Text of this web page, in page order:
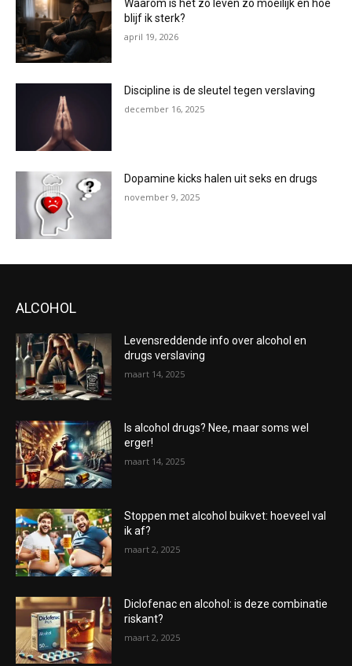
Waarom is het zo leven zo moeilijk en hoe
blijf ik sterk?
april 19, 2026
Discipline is de sleutel tegen verslaving
december 16, 2025
Dopamine kicks halen uit seks en drugs
november 9, 2025
ALCOHOL
Levensreddende info over alcohol en
drugs verslaving
maart 14, 2025
Is alcohol drugs? Nee, maar soms wel
erger!
maart 14, 2025
Stoppen met alcohol buikvet: hoeveel val
ik af?
maart 2, 2025
Diclofenac en alcohol: is deze combinatie
riskant?
maart 2, 2025